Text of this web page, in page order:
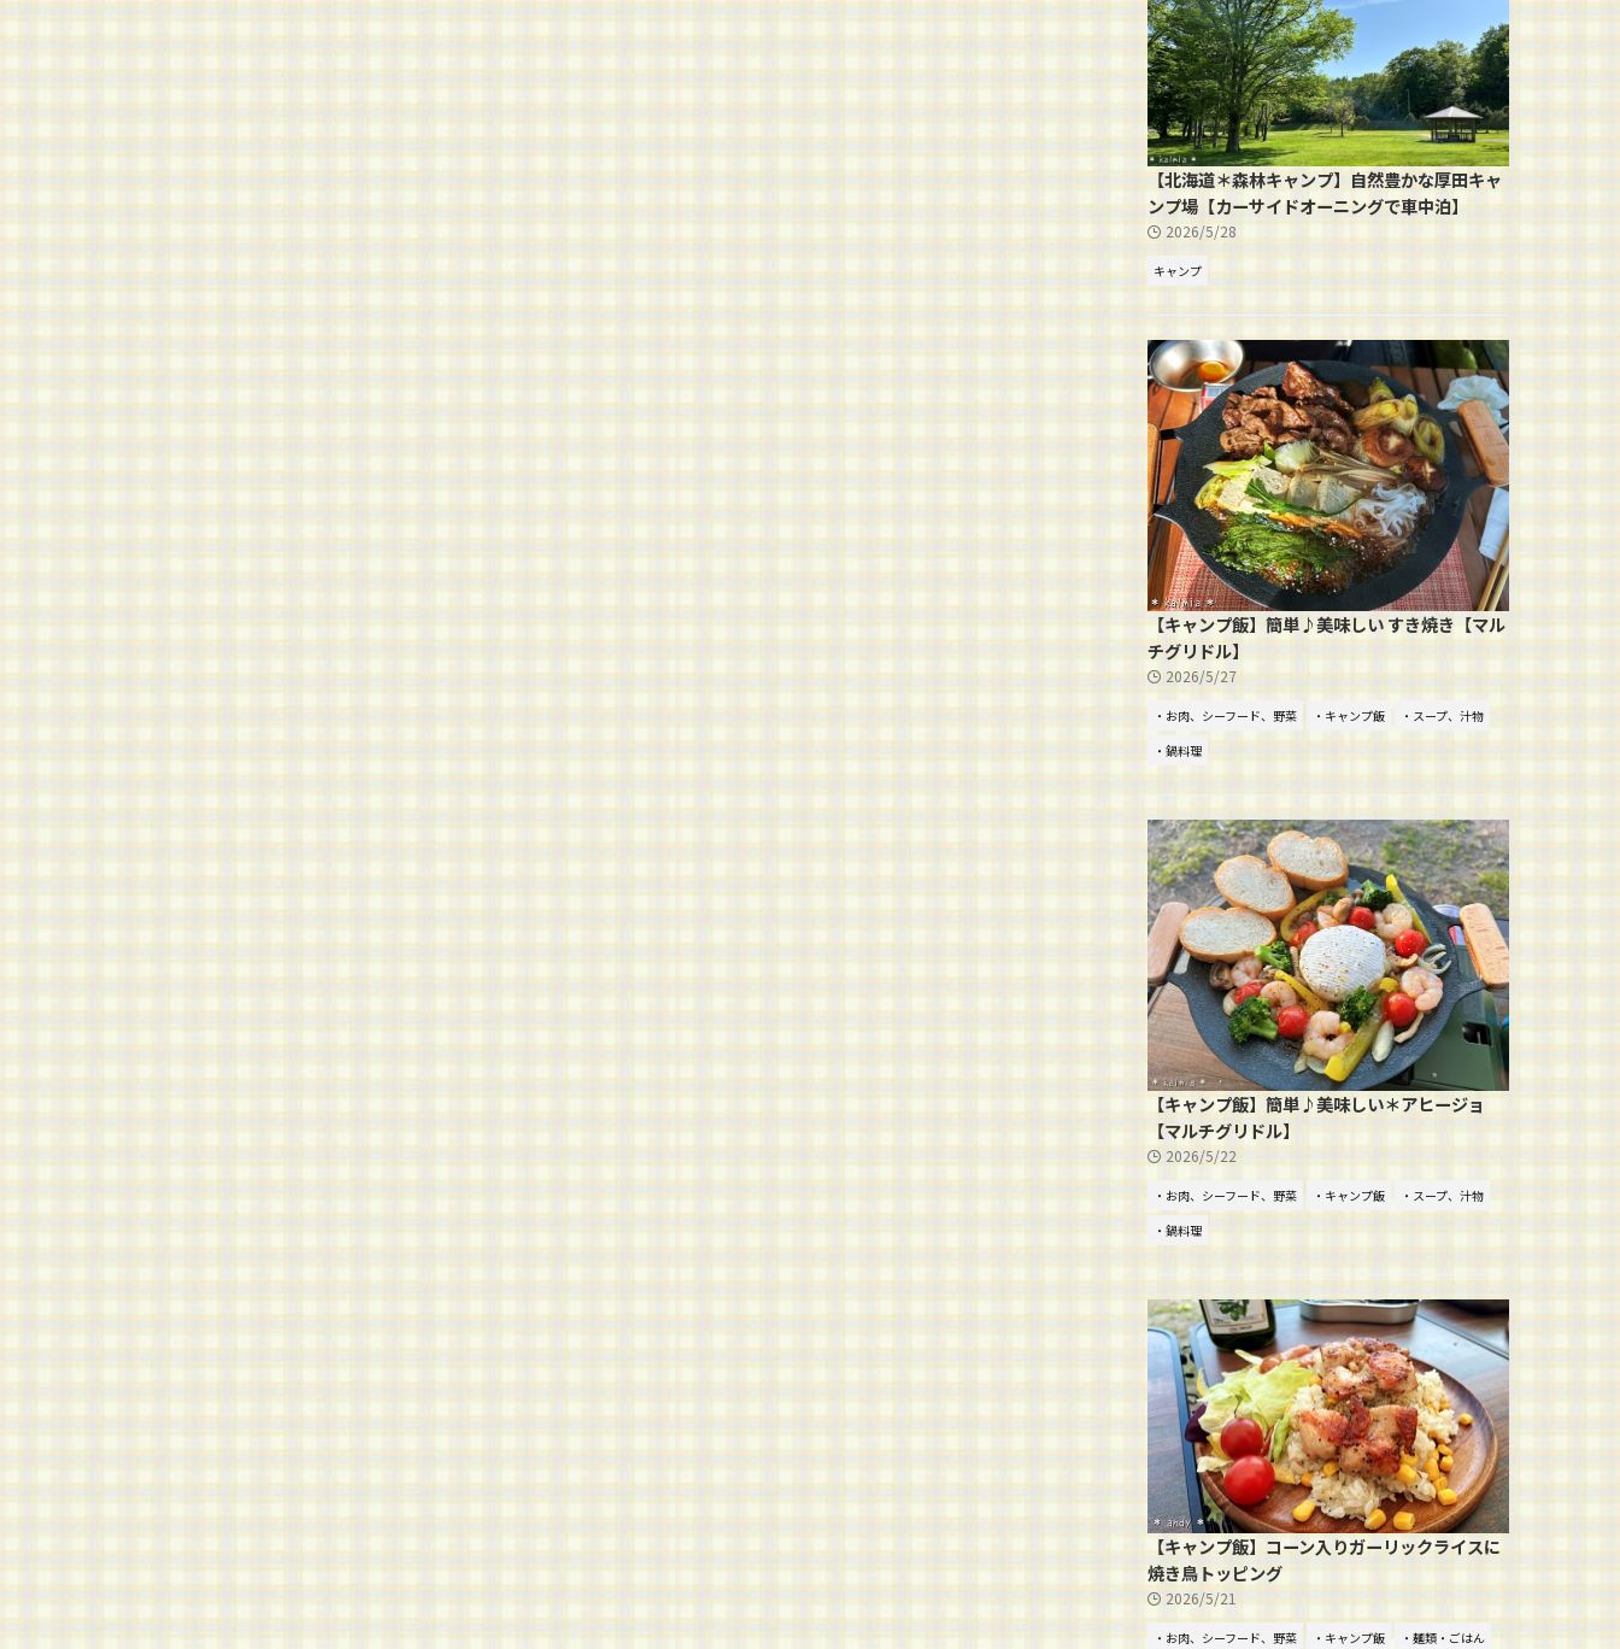
【北海道＊森林キャンプ】自然豊かな厚田キャ
ンプ場【カーサイドオーニングで車中泊】
2026/5/28
キャンプ
【キャンプ飯】簡単♪美味しい すき焼き【マル
チグリドル】
2026/5/27
・お肉、シーフード、野菜 ・キャンプ飯
・スープ、汁物
・鍋料理
【キャンプ飯】簡単♪美味しい＊アヒージョ
【マルチグリドル】
2026/5/22
・お肉、シーフード、野菜 ・キャンプ飯
・スープ、汁物
・鍋料理
【キャンプ飯】コーン入りガーリックライスに
焼き鳥トッピング
2026/5/21
・お肉、シーフード、野菜 ・キャンプ飯 ・麺類・ごはん